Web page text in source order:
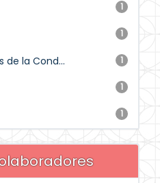
1
1
1
de la Cond...
1
1